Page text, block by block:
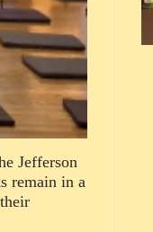
Jefferson
remain in a